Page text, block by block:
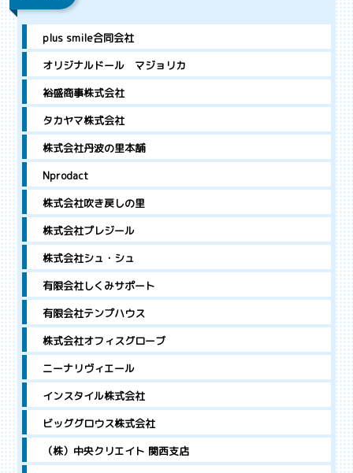
plus smile合同会社
オリジナルドール マジョリカ
裕盛商事株式会社
タカヤマ株式会社
株式会社丹波の里本舗
Nprodact
株式会社吹き戻しの里
株式会社プレジール
株式会社シュ・シュ
有限会社しくみサポート
有限会社テンプハウス
株式会社オフィスグローブ
ニーナリヴィエール
インスタイル株式会社
ビッググロウス株式会社
（株）中央クリエイト 関西支店